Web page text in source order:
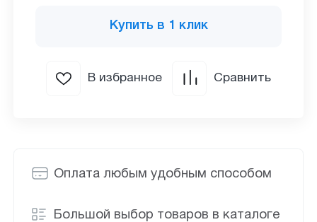
Оплата любым удобным способом
Большой выбор товаров в каталоге
Купить в 1 клик
В избранное Сравнить